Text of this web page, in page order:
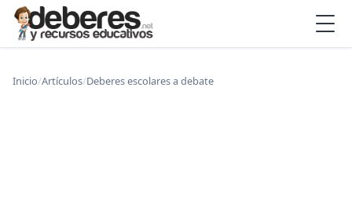
Inicio/Artículos/Deberes escolares a debate